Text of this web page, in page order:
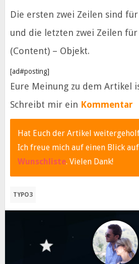
Die ersten zwei Zeilen sind
und die letzten zwei Zeilen
(Content) – Objekt.
[ad#posting]
Eure Meinung zu dem Artikel
Schreibt mir ein Kommentar
Hat Euch der Artikel
Ich freue mich auf einen Blick
Wunschliste. Vielen Dank!
TYPO3